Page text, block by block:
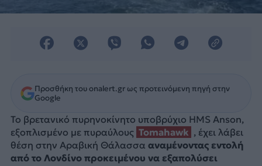
Προσθήκη του onalert.gr ως προτεινόμενη πηγή στην
Google
Το βρετανικό πυρηνοκίνητο υποβρύχιο HMS Anson,
εξοπλισμένο με πυραύλους Tomahawk , έχει λάβει
θέση στην Αραβική Θάλασσα αναμένοντας εντολή
από το Λονδίνο προκειμένου να εξαπολύσει